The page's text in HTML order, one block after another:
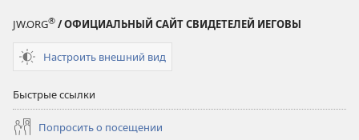
JW.ORG® / ОФИЦИАЛЬНЫЙ САЙТ СВИДЕТЕЛЕЙ ИЕГОВЫ
Настроить внешний вид
Быстрые ссылки
Попросить о посещении